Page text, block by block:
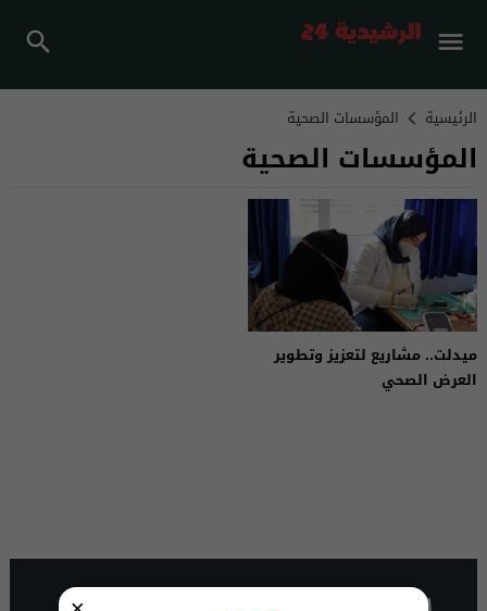
الرئيسية المؤسسات الصحية
المؤسسات الصحية
ميدلت.. مشاريع لتعزيز وتطوير
العرض الصحي